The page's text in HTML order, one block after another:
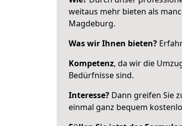
weitaus mehr bieten als
Magdeburg.
Was wir Ihnen bieten?
Kompetenz, da wir die
Bedürfnisse sind.
Interesse? Dann greifen Sie
einmal ganz bequem